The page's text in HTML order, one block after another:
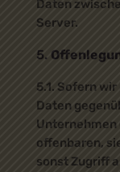
Daten
Server.
5.1. Sofern
Daten
offenbaren,
sonst Zugriff